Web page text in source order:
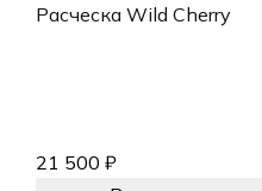
Расческа Wild Cherry
21 500 ₽